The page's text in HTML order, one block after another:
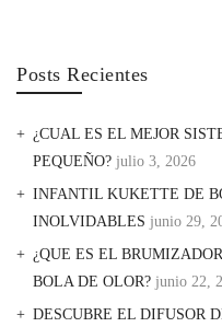
Posts Recientes
¿CUAL ES EL MEJOR
PEQUEÑO? julio 3, 2026
INFANTIL KUKETTE DE
INOLVIDABLES junio 29,
¿QUE ES EL
BOLA DE OLOR? junio 22,
DESCUBRE EL DIFUSOR